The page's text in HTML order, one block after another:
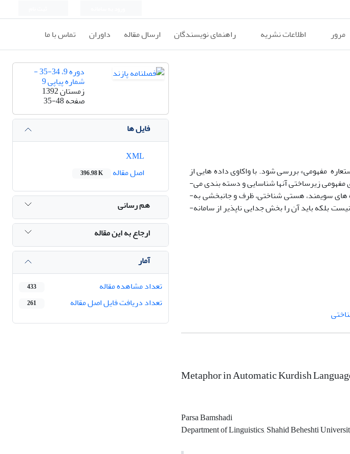
مرور اطلاعات نشریه راهنمای نویسندگان ارسال مقاله داوران تماس با ما
مفهومی» بررسی شود. با واکاوی داده­ هایی از
گویش گورانی و از گفتار روزمره اهل زبان، استعاره­ های زبانی نهفته در آنها استخراج، سپس استعاره­ های مفهومی زیرساختی آنها شناسایی و دسته­ بندی می­
شود. یافته­ های این پژوهش به ­روشنی گویای آن است که در زبان کردی خودکار نمونه­ هایی از استعاره­ های سویمند، هستی­ شناختی، ظرف و جان­بخشی به­
فراوانی دیده می­شود. این یافته ­ها یک بار دیگر یادآور این واقعیت است که استعاره تنها ویژه­ زبان ادب نیست بلکه باید آن را بخش جدایی ­ناپذیر از سامانه­
Metaphor in Automatic Kurdish
Parsa Bamshadi
Department of Linguistics, Shahid Beheshti
دوره 9، 34-35 -
شماره پیاپی 9
زمستان 1392
صفحه35-48
فایل ها
اصل مقاله
396.98 K
هم رسانی
ارجاع به این مقاله
آمار
تعداد مشاهده مقاله
433
تعداد دریافت فایل اصل مقاله 261